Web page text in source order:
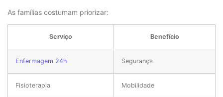
As famílias costumam priorizar:
Serviço Benefício
Enfermagem 24h Segurança
Fisioterapia Mobilidade